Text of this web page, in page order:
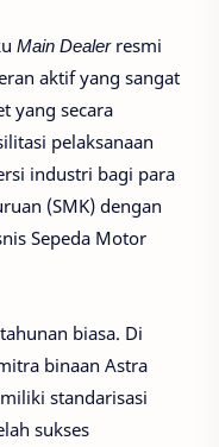
Main Dealerresmi
aktif yang sangat
yang secara
pelaksanaan
industri bagi para
(SMK) dengan
Sepeda Motor
biasa. Di
binaan Astra
standarisasi
sukses